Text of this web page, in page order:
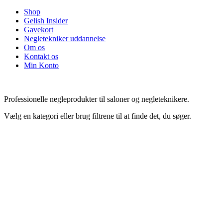
Shop
Gelish Insider
Gavekort
Negletekniker uddannelse
Om os
Kontakt os
Min Konto
Professionelle negleprodukter til saloner og negleteknikere.
Vælg en kategori eller brug filtrene til at finde det, du søger.